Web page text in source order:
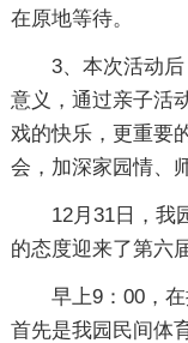
在原地等待。
3、本次活动
意义，通过亲子活
戏的快乐，更重要
会，加深家园情、
12月31日，我
的态度迎来了第六
早上9：00，
首先是我园民间体